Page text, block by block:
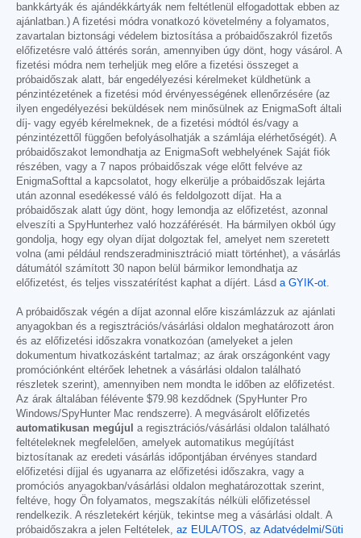
bankkártyák és ajándékkártyák nem feltétlenül elfogadottak ebben az
ajánlatban.) A fizetési módra vonatkozó követelmény a folyamatos,
zavartalan biztonsági védelem biztosítása a próbaidőszakról fizetős
előfizetésre való áttérés során, amennyiben úgy dönt, hogy vásárol. A
fizetési módra nem terheljük meg előre a fizetési összeget a
próbaidőszak alatt, bár engedélyezési kérelmeket küldhetünk a
pénzintézetének a fizetési mód érvényességének ellenőrzésére (az
ilyen engedélyezési beküldések nem minősülnek az EnigmaSoft általi
díj- vagy egyéb kérelmeknek, de a fizetési módtól és/vagy a
pénzintézettől függően befolyásolhatják a számlája elérhetőségét). A
próbaidőszakot lemondhatja az EnigmaSoft webhelyének Saját fiók
részében, vagy a 7 napos próbaidőszak vége előtt felvéve az
EnigmaSofttal a kapcsolatot, hogy elkerülje a próbaidőszak lejárta
után azonnal esedékessé váló és feldolgozott díjat. Ha a
próbaidőszak alatt úgy dönt, hogy lemondja az előfizetést, azonnal
elveszíti a SpyHunterhez való hozzáférését. Ha bármilyen okból úgy
gondolja, hogy egy olyan díjat dolgoztak fel, amelyet nem szeretett
volna (ami például rendszeradminisztráció miatt történhet), a vásárlás
dátumától számított 30 napon belül bármikor lemondhatja az
előfizetést, és teljes visszatérítést kaphat a díjért. Lásd a GYIK-ot.
A próbaidőszak végén a díjat azonnal előre kiszámlázzuk az ajánlati
anyagokban és a regisztrációs/vásárlási oldalon meghatározott áron
és az előfizetési időszakra vonatkozóan (amelyeket a jelen
dokumentum hivatkozásként tartalmaz; az árak országonként vagy
promóciónként eltérőek lehetnek a vásárlási oldalon található
részletek szerint), amennyiben nem mondta le időben az előfizetést.
Az árak általában félévente $79.98 kezdődnek (SpyHunter Pro
Windows/SpyHunter Mac rendszerre). A megvásárolt előfizetés
automatikusan megújul
a regisztrációs/vásárlási oldalon található
feltételeknek megfelelően, amelyek automatikus megújítást
biztosítanak az eredeti vásárlás időpontjában érvényes standard
előfizetési díjjal és ugyanarra az előfizetési időszakra, vagy a
promóciós anyagokban/vásárlási oldalon meghatározottak szerint,
feltéve, hogy Ön folyamatos, megszakítás nélküli előfizetéssel
rendelkezik. A részletekért kérjük, tekintse meg a vásárlási oldalt. A
próbaidőszakra a jelen Feltételek, az EULA/TOS, az Adatvédelmi/Süti